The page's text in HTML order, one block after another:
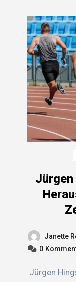
Janette
0
Jürgen Hingsen ist ein bedeutender Name in